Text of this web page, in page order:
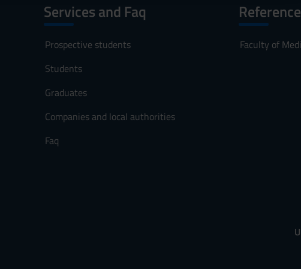
Services and Faq
Prospective students
Students
Graduates
Companies and local authorities
Faq
Faculty of